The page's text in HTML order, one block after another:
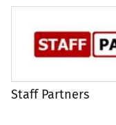
Staff Partners